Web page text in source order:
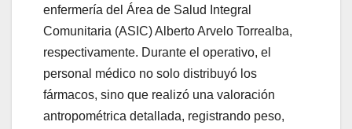
enfermería del Área de Salud Integral
Comunitaria (ASIC) Alberto Arvelo Torrealba,
respectivamente. Durante el operativo, el
personal médico no solo distribuyó los
fármacos, sino que realizó una valoración
antropométrica detallada, registrando peso,